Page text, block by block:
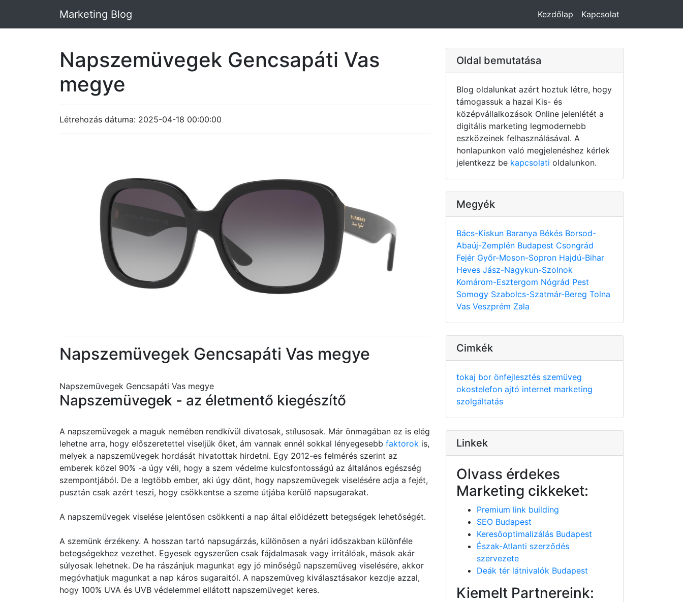
Marketing Blog Kezdőlap Kapcsolat
Napszemüvegek Gencsapáti Vas
megye
Létrehozás dátuma: 2025-04-18 00:00:00
Napszemüvegek Gencsapáti Vas megye
Napszemüvegek Gencsapáti Vas megye
Napszemüvegek - az életmentő kiegészítő
A napszemüvegek a maguk nemében rendkívül divatosak, stílusosak. Már önmagában ez is elég
lehetne arra, hogy előszeretettel viseljük őket, ám vannak ennél sokkal lényegesebb faktorok is,
melyek a napszemüvegek hordását hivatottak hirdetni. Egy 2012-es felmérés szerint az
emberek közel 90% -a úgy véli, hogy a szem védelme kulcsfontosságú az általános egészség
szempontjából. De a legtöbb ember, aki úgy dönt, hogy napszemüvegek viselésére adja a fejét,
pusztán csak azért teszi, hogy csökkentse a szeme útjába kerülő napsugarakat.
A napszemüvegek viselése jelentősen csökkenti a nap által előidézett betegségek lehetőségét.
A szemünk érzékeny. A hosszan tartó napsugárzás, különösen a nyári időszakban különféle
betegségekhez vezethet. Egyesek egyszerűen csak fájdalmasak vagy irritálóak, mások akár
súlyosak lehetnek. De ha rászánjuk magunkat egy jó minőségű napszemüveg viselésére, akkor
megóvhatjuk magunkat a nap káros sugaraitól. A napszemüveg kiválasztásakor kezdje azzal,
hogy 100% UVA és UVB védelemmel ellátott napszemüveget keres.
Oldal bemutatása
Blog oldalunkat azért hoztuk létre, hogy
támogassuk a hazai Kis- és
középvállalkozások Online jelenlétét a
digitális marketing legmodernebb
eszközeinek felhasználásával. A
honlapunkon való megjelenéshez kérlek
jelentkezz be kapcsolati oldalunkon.
Megyék
Bács-Kiskun Baranya Békés Borsod-
Abaúj-Zemplén Budapest Csongrád
Fejér Győr-Moson-Sopron Hajdú-Bihar
Heves Jász-Nagykun-Szolnok
Komárom-Esztergom Nógrád Pest
Somogy Szabolcs-Szatmár-Bereg Tolna
Vas Veszprém Zala
Cimkék
tokaj bor önfejlesztés szemüveg
okostelefon ajtó internet marketing
szolgáltatás
Linkek
Olvass érdekes
Marketing cikkeket:
Premium link building
SEO Budapest
Keresőoptimalizálás Budapest
Észak-Atlanti szerződés
szervezete
Deák tér látnivalók Budapest
Kiemelt Partnereink: